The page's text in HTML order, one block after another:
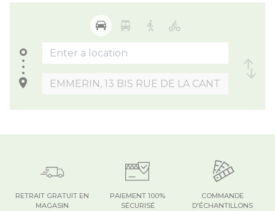
COMMANDE
D'ÉCHANTILLONS
PAIEMENT 100%
SÉCURISÉ
RETRAIT GRATUIT EN
MAGASIN